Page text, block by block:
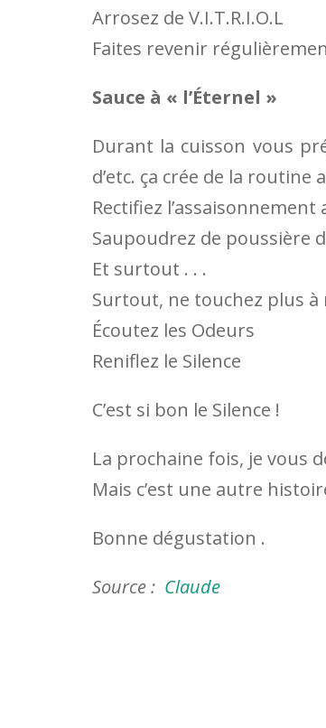
Arrosez de V.I.T.R.I.O.L
Faites revenir
Sauce à « l’Éternel »
Durant la cuisson vous
d’etc. ça crée de la routine
Rectifiez
Saupoudrez de poussière
Et surtout . . .
Surtout, ne touchez plus à
Écoutez les Odeurs
Reniflez le Silence
C’est si bon le Silence !
La prochaine fois, je vous
Mais c’est une autre
Bonne dégustation .
Source : Claude